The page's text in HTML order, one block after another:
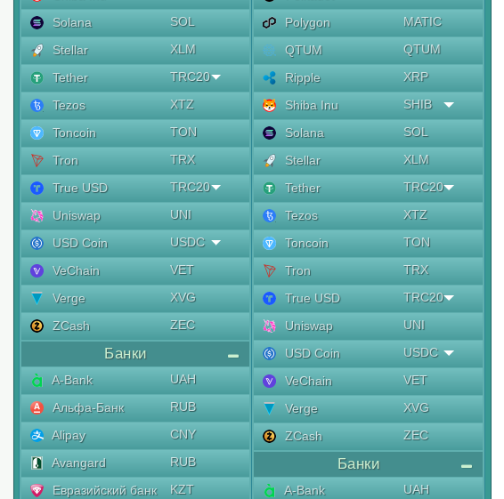
Solana
SOL
Stellar
XLM
Tether
TRC20
Tezos
XTZ
Toncoin
TON
Tron
TRX
True USD
TRC20
Uniswap
UNI
USD Coin
USDC
VeChain
VET
Verge
XVG
ZCash
ZEC
Банки
A-Bank
UAH
Альфа-Банк
RUB
Alipay
CNY
Avangard
RUB
Евразийский банк
KZT
Polygon
MATIC
QTUM
QTUM
Ripple
XRP
Shiba Inu
SHIB
Solana
SOL
Stellar
XLM
Tether
TRC20
Tezos
XTZ
Toncoin
TON
Tron
TRX
True USD
TRC20
Uniswap
UNI
USD Coin
USDC
VeChain
VET
Verge
XVG
ZCash
ZEC
Банки
A-Bank
UAH